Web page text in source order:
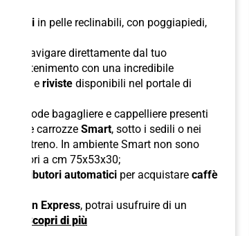
sedili in pelle reclinabili, con poggiapiedi,
per navigare direttamente dal tuo
con una incredibile
e riviste disponibili nel portale di
comode bagagliere e cappelliere presenti
nelle carrozze Smart, sotto i sedili o nei
del treno. In ambiente Smart non sono
a cm 75x53x30;
distributori automatici per acquistare caffè
Express, potrai usufruire di un
Scopri di più